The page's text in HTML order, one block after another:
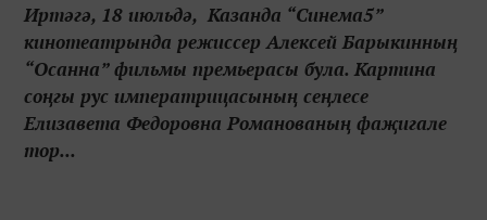
Иртәгә, 18 июльдә, Казанда “Синема5”
кинотеатрында режиссер Алексей Барыкинның
“Осанна” фильмы премьерасы була. Картина
соңгы рус императрицасының сеңлесе
Елизавета Федоровна Романованың фаҗигале
тор...